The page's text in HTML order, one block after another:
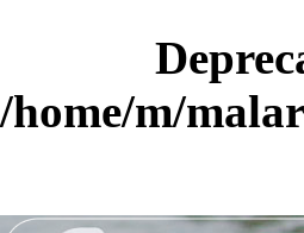
/home/m/